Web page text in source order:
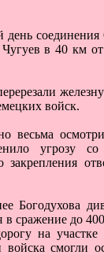
соединения
в 40 км
войск.
весьма
угрозу со
Богодухова
сражение до
на участке
смогли